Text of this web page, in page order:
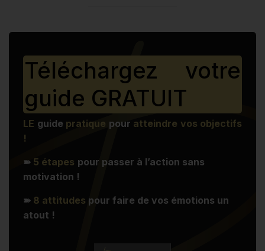
Téléchargez votre
guide GRATUIT
LE guide pratique pour atteindre vos objectifs
!
➽ 5 étapes pour passer à l’action sans
motivation !
➽ 8 attitudes pour faire de vos émotions un
atout !